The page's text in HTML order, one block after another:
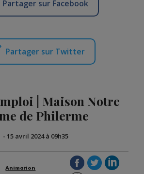
Partager sur Facebook
Partager sur Twitter
| Maison Notre
de Philerme
- 15 avril 2024 à 09h35
Animation